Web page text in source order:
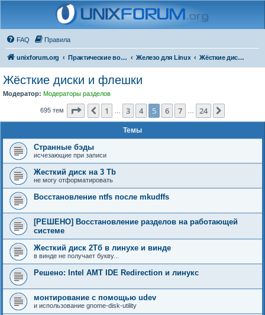
FAQ Правила
unixforum.org Практические вопросы Железо для Linux Жёсткие диски и флешки
Жёсткие диски и флешки
Модератор: Модераторы разделов
695 тем Страница из 24
Пред.
1 3 4 5 6 7 24
Темы
Странные бэды
исчезающие при записи
Жесткий диск на 3 Tb
не могу отформатировать
Восстановление ntfs после mkudffs
[РЕШЕНО] Восстановление разделов на работающей
системе
Жесткий диск 2Тб в линухе и винде
в винде не получает букву...
Решено: Intel AMT IDE Redirection и линукс
монтирование с помощью udev
и использование gnome-disk-utility